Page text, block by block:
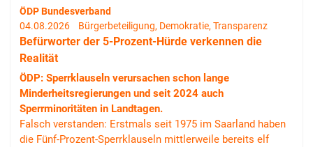
ÖDP Bundesverband
04.08.2026
Bürgerbeteiligung, Demokratie, Transparenz
Befürworter der 5-Prozent-Hürde verkennen die
Realität
ÖDP: Sperrklauseln verursachen schon lange
Minderheitsregierungen und seit 2024 auch
Sperrminoritäten in Landtagen.
Falsch verstanden: Erstmals seit 1975 im Saarland haben
die Fünf-Prozent-Sperrklauseln mittlerweile bereits elf